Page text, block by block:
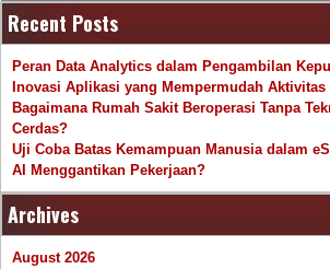
Recent Posts
Peran Data Analytics dalam Pengambilan
Inovasi Aplikasi yang Mempermudah Aktivitas
Bagaimana Rumah Sakit Beroperasi Tanpa
Cerdas?
Uji Coba Batas Kemampuan Manusia dalam
AI Menggantikan Pekerjaan?
Archives
August 2026